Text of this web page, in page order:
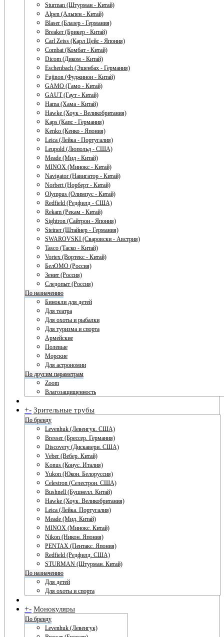
Sturman (Штурман - Китай)
Alpen (Альпен - Китай)
Blaser (Блазер - Германия)
Breaker (Брикер - Китай)
Carl Zeiss (Карл Цейс - Япония)
Combat (Комбат - Китай)
Dicom (Диком - Китай)
Eschenbach (Эшенбах - Германия)
Fujinon (Фуджинон - Китай)
GAMO (Гамо - Китай)
GAUT (Гаут - Китай)
Hama (Хама - Китай)
Hawke (Хоук - Великобритания)
Kaps (Капс - Германия)
Kenko (Кенко - Япония)
Leica (Лейка - Португалия)
Leupold (Люпольд - США)
Meade (Мид - Китай)
MINOX (Минокс - Китай)
Navigator (Навигатор - Китай)
Norbert (Норберт - Китай)
Olympus (Олимпус - Китай)
Redfield (Редфилд - США)
Rekam (Рекам - Китай)
Sightron (Сайтрон - Япония)
Steiner (Штайнер - Германия)
SWAROVSKI (Сваровски - Австрия)
Tasco (Таско - Китай)
Vortex (Вортекс - Китай)
БелОМО (Россия)
Зенит (Россия)
Следопыт (Россия)
По назначению
Бинокли для детей
Для театра
Для охоты и рыбалки
Для туризма и спорта
Армейские
Полевые
Морские
Для астрономии
По другим параметрам
Zoom
Влагозащищенность
+- Зрительные трубы
По бренду
Levenhuk (Левенгук. США)
Bresser (Брессер. Германия)
Discovery (Дискавери. США)
Veber (Вебер. Китай)
Konus (Конус. Италия)
Yukon (Юкон. Белоруссия)
Celestron (Селестрон. США)
Bushnell (Бушнелл. Китай)
Hawke (Хоук. Великобритания)
Leica (Лейка. Португалия)
Meade (Мид. Китай)
MINOX (Минокс. Китай)
Nikon (Никон. Япония)
PENTAX (Пентакс. Япония)
Redfield (Редфилд. США)
STURMAN (Штурман. Китай)
По назначению
Для детей
Для охоты и спорта
+- Монокуляры
По бренду
Levenhuk (Левенгук)